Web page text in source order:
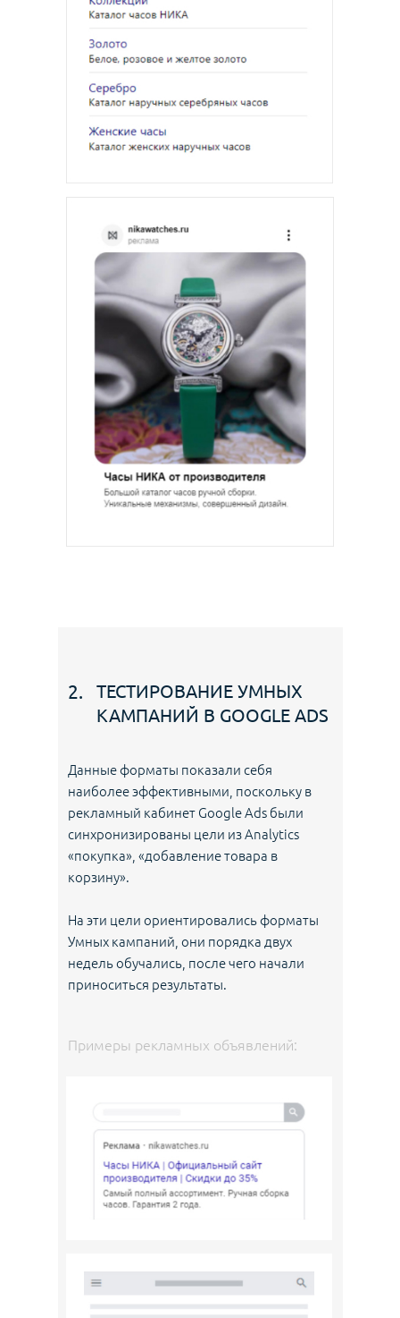
ТЕСТИРОВАНИЕ УМНЫХ
КАМПАНИЙ В GOOGLE ADS
Данные форматы показали себя
наиболее эффективными, поскольку в
рекламный кабинет Google Ads были
синхронизированы цели из Analytics
«покупка», «добавление товара в
корзину».
На эти цели ориентировались форматы
Умных кампаний, они порядка двух
недель обучались, после чего начали
приноситься результаты.
Примеры рекламных объявлений:
2.